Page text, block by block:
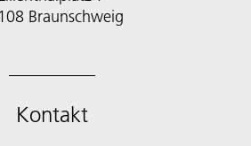
Braunschweig
Kontakt